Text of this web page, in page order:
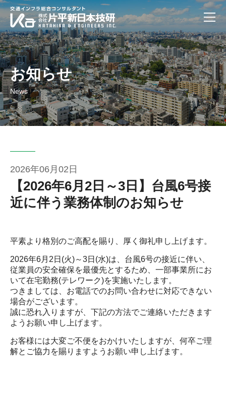
お知らせ
News
2026年06月02日
【2026年6月2日～3日】台風6号接
近に伴う業務体制のお知らせ
平素より格別のご高配を賜り、厚く御礼申し上げます。
2026年6月2日(火)～3日(水)は、台風6号の接近に伴い、
従業員の安全確保を最優先とするため、一部事業所にお
いて在宅勤務(テレワーク)を実施いたします。
つきましては、お電話でのお問い合わせに対応できない
場合がございます。
誠に恐れ入りますが、下記の方法でご連絡いただきます
ようお願い申し上げます。
お客様には大変ご不便をおかけいたしますが、何卒ご理
解とご協力を賜りますようお願い申し上げます。